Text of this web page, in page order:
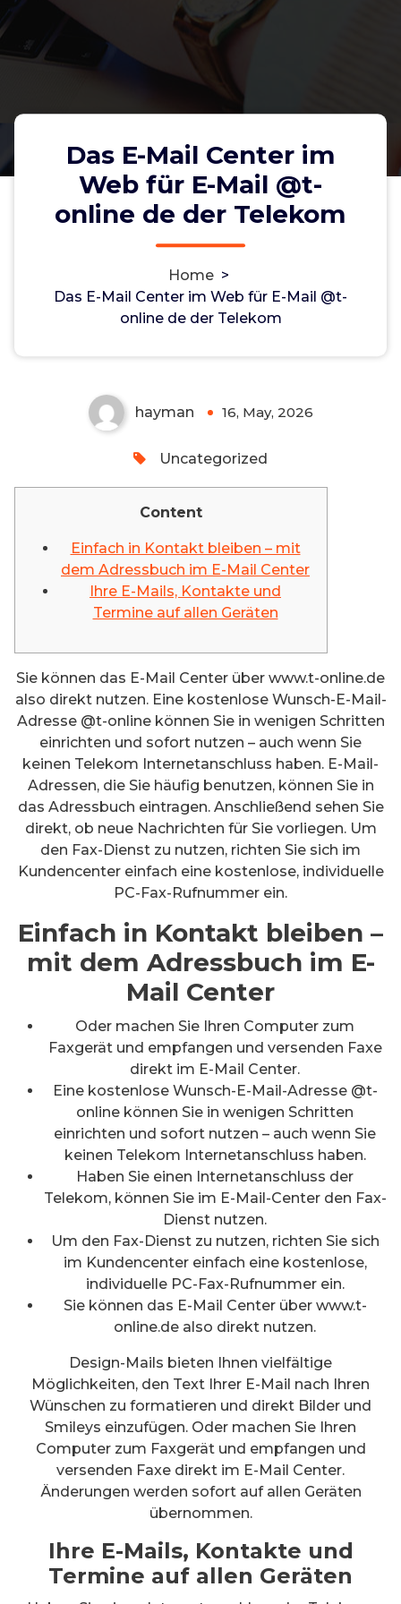
Das E-Mail Center im
Web für E-Mail @t-
online de der Telekom
Home >
Das E-Mail Center im Web für E-Mail @t-
online de der Telekom
Das E-Mail Center im Web für E-
hayman 16, May, 2026
Uncategorized
Content
Einfach in Kontakt bleiben – mit
dem Adressbuch im E-Mail Center
Ihre E-Mails, Kontakte und
Termine auf allen Geräten
Sie können das E-Mail Center über www.t-online.de
also direkt nutzen. Eine kostenlose Wunsch-E-Mail-
Adresse @t-online können Sie in wenigen Schritten
einrichten und sofort nutzen – auch wenn Sie
keinen Telekom Internetanschluss haben. E-Mail-
Adressen, die Sie häufig benutzen, können Sie in
das Adressbuch eintragen. Anschließend sehen Sie
direkt, ob neue Nachrichten für Sie vorliegen. Um
den Fax-Dienst zu nutzen, richten Sie sich im
Kundencenter einfach eine kostenlose, individuelle
PC-Fax-Rufnummer ein.
Einfach in Kontakt bleiben –
mit dem Adressbuch im E-
Mail Center
Oder machen Sie Ihren Computer zum
Faxgerät und empfangen und versenden Faxe
direkt im E-Mail Center.
Eine kostenlose Wunsch-E-Mail-Adresse @t-
online können Sie in wenigen Schritten
einrichten und sofort nutzen – auch wenn Sie
keinen Telekom Internetanschluss haben.
Haben Sie einen Internetanschluss der
Telekom, können Sie im E-Mail-Center den Fax-
Dienst nutzen.
Um den Fax-Dienst zu nutzen, richten Sie sich
im Kundencenter einfach eine kostenlose,
individuelle PC-Fax-Rufnummer ein.
Sie können das E-Mail Center über www.t-
online.de also direkt nutzen.
Design-Mails bieten Ihnen vielfältige
Möglichkeiten, den Text Ihrer E-Mail nach Ihren
Wünschen zu formatieren und direkt Bilder und
Smileys einzufügen. Oder machen Sie Ihren
Computer zum Faxgerät und empfangen und
versenden Faxe direkt im E-Mail Center.
Änderungen werden sofort auf allen Geräten
übernommen.
Ihre E-Mails, Kontakte und
Termine auf allen Geräten